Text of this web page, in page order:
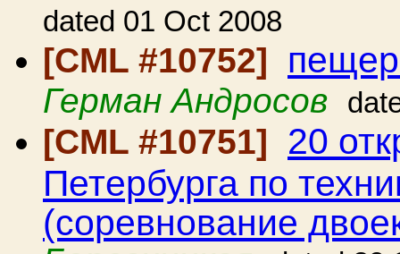
dated 01 Oct 2008
[CML #10752]
Герман Андросов
[CML #10751] 20
Петербурга по
(соревнование